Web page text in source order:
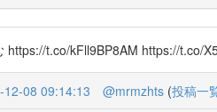
https://t.co/kFll9BP8AM https://t.co/
12-08 09:14:13 @mrmzhts (投稿一